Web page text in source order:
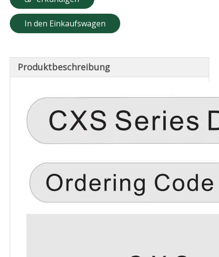
In den Einkaufswagen
Produktbeschreibung